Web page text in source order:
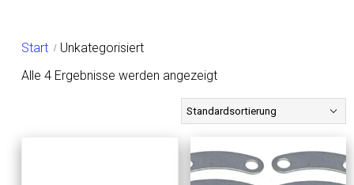
Start
Unkategorisiert
Alle 4 Ergebnisse werden angezeigt